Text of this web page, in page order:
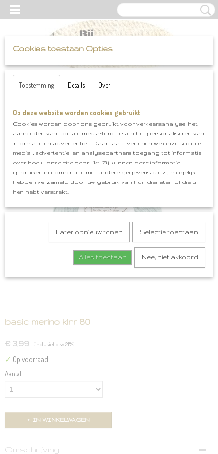
Inloggen Registreren UW WINKELWAGEN
Home >Katia>Basic Merino >basic merino klnr 80
basic merino klnr 80
€ 3,99 (inclusief btw 21%)
✓ Op voorraad
Aantal
IN WINKELWAGEN
Omschrijving
Cookies toestaan Opties
Toestemming Details Over
Op deze website worden cookies gebruikt
Cookies worden door ons gebruikt voor verkeersanalyse, het
aanbieden van sociale media-functies en het personaliseren van
informatie en advertenties. Daarnaast verlenen we onze sociale
media-, advertentie- en analysepartners toegang tot informatie
over hoe u onze site gebruikt. Zij kunnen deze informatie
gebruiken in combinatie met andere gegevens die zij mogelijk
hebben verzameld door uw gebruik van hun diensten of die u
hen hebt verstrekt.
Later opnieuw tonen Selectie toestaan
Alles toestaan Nee, niet akkoord